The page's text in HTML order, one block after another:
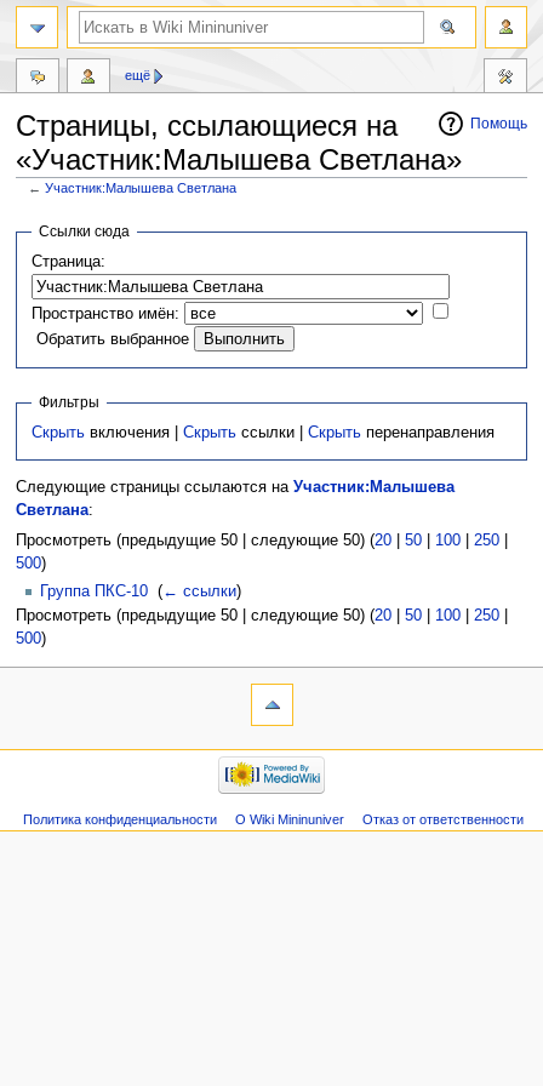
Помощь
Страницы, ссылающиеся на
«Участник:Малышева Светлана»
←Участник:Малышева Светлана
Перейти
навигации
Перейти
поиску
Ссылки сюда
Страница:
Пространство имён:
Обратить выбранное
Фильтры
Скрыть включения |Скрыть ссылки |Скрыть перенаправления
Следующие страницы ссылаются на Участник:Малышева
Светлана:
Просмотреть (предыдущие 50 | следующие 50) (20| 50| 100| 250|
500)
Группа ПКС-10 (← ссылки)
Просмотреть (предыдущие 50 | следующие 50) (20| 50| 100| 250|
500)
ещё
Политика конфиденциальности О Wiki Mininuniver Отказ от ответственности